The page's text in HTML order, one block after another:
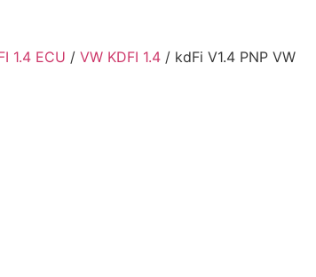
1.4 ECU /VW KDFI 1.4 / kdFi V1.4 PNP VW